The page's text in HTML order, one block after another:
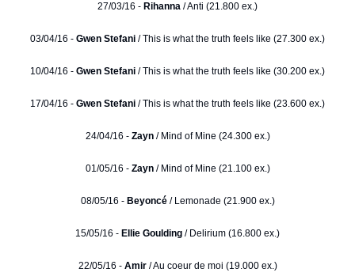
27/03/16 - Rihanna / Anti (21.800 ex.)
03/04/16 - Gwen Stefani / This is what the truth feels like (27.300 ex.)
10/04/16 - Gwen Stefani / This is what the truth feels like (30.200 ex.)
17/04/16 - Gwen Stefani / This is what the truth feels like (23.600 ex.)
24/04/16 - Zayn / Mind of Mine (24.300 ex.)
01/05/16 - Zayn / Mind of Mine (21.100 ex.)
08/05/16 - Beyoncé / Lemonade (21.900 ex.)
15/05/16 - Ellie Goulding / Delirium (16.800 ex.)
22/05/16 - Amir / Au coeur de moi (19.000 ex.)